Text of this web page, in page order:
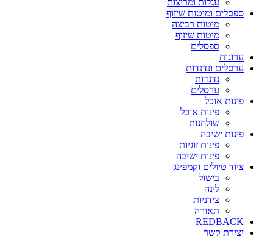
עגלות ומריצות
ספסלים ומיטות שיזוף
מיטות רביצה
מיטות שיזוף
ספסלים
ערוגות
ערסלים ונדנדות
נדנדות
ערסלים
פינות אוכל
פינות אוכל
שולחנות
פינות ישיבה
פינות זוגיות
פינות ישיבה
ציוד טיולים וקמפינג
בישול
לינה
צידניות
תאורה
REDBACK
יצירת קשר